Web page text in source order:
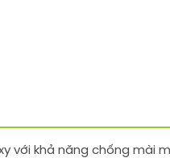
với khả năng chống